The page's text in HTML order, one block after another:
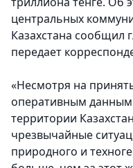
центральных
Казахстана сообщил
передает
«Несмотря на
оперативным данным
территории
чрезвычайные
природного и